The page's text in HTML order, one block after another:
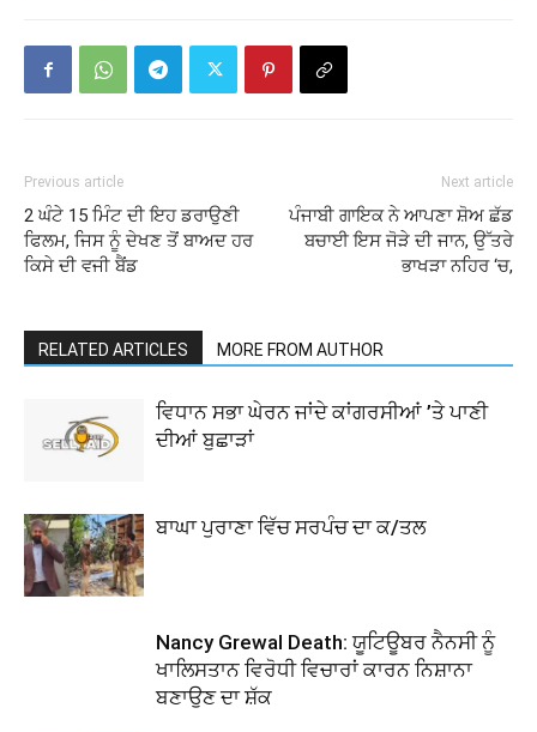
Previous article
2 ਘੰਟੇ 15 ਮਿੰਟ ਦੀ ਇਹ ਡਰਾਉਣੀ
ਫਿਲਮ, ਜਿਸ ਨੂੰ ਦੇਖਣ ਤੋਂ ਬਾਅਦ ਹਰ
ਕਿਸੇ ਦੀ ਵਜੀ ਬੈਂਡ
Next article
ਪੰਜਾਬੀ ਗਾਇਕ ਨੇ ਆਪਣਾ ਸ਼ੋਅ ਛੱਡ
ਬਚਾਈ ਇਸ ਜੋੜੇ ਦੀ ਜਾਨ, ਉੱਤਰੇ
ਭਾਖੜਾ ਨਹਿਰ ‘ਚ,
RELATED ARTICLES MORE FROM AUTHOR
ਵਿਧਾਨ ਸਭਾ ਘੇਰਨ ਜਾਂਦੇ ਕਾਂਗਰਸੀਆਂ ’ਤੇ ਪਾਣੀ
ਦੀਆਂ ਬੁਛਾੜਾਂ
ਬਾਘਾ ਪੁਰਾਣਾ ਵਿੱਚ ਸਰਪੰਚ ਦਾ ਕ/ਤਲ
Nancy Grewal Death: ਯੂਟਿਊਬਰ ਨੈਨਸੀ ਨੂੰ
ਖਾਲਿਸਤਾਨ ਵਿਰੋਧੀ ਵਿਚਾਰਾਂ ਕਾਰਨ ਨਿਸ਼ਾਨਾ
ਬਣਾਉਣ ਦਾ ਸ਼ੱਕ